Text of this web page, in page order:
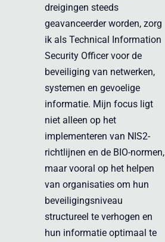
dreigingen steeds
geavanceerder worden, zorg
ik als Technical Information
Security Officer voor de
beveiliging van netwerken,
systemen en gevoelige
informatie. Mijn focus ligt
niet alleen op het
implementeren van NIS2-
richtlijnen en de BIO-normen,
maar vooral op het helpen
van organisaties om hun
beveiligingsniveau
structureel te verhogen en
hun informatie optimaal te